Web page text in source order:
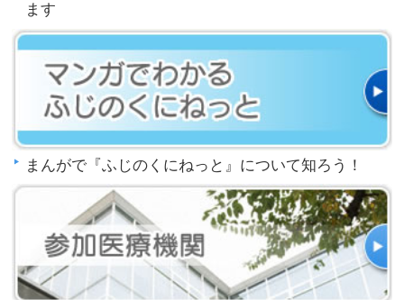
まんがで『ふじのくにねっと』について知ろう！
ます